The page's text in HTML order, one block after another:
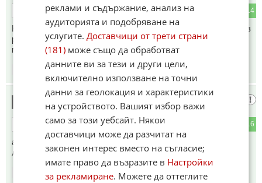
14
ОТГОВОР
Нездравата верига започва с глупави фенове, минава през
разглезени отроци и завършва при алчни хирурзи. Земята
може и без трите части!
20.05.2026
На това чело
16
ОТГОВОР
американците могат да си паркират самолетите вместо на
летището в Кофия
реклами и съдържание, анализ на
аудиторията и подобряване на
услугите.Доставчици от трети страни
(181) може също да обработват
данните ви за тези и други цели,
включително използване на точни
данни за геолокация и характеристики
на устройството. Вашият избор важи
само за този уебсайт. Някои
доставчици може да разчитат на
законен интерес вместо на съгласие;
имате право да възразите в Настройки
за рекламиране. Можете да оттеглите